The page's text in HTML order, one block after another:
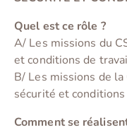
Quel est ce rôle ?
A/ Les missions du
et conditions de
B/ Les missions de
sécurité et
Comment se